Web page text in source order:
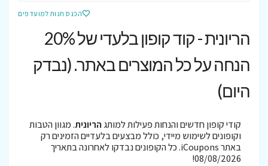
הכנס חנות למועדפים
הריונית - קוד קופון בלעדי של 20%
הנחה על כל המוצרים באתר. (נבדק
היום)
קודי קופון חדשים והנחות פעילות למותגהריונית. מגוון הטבות
וקופונים לשימוש מיידי, כולל מבצעים בלעדיים הזמינים רק
באתר iCoupons. כל הקופונים נבדקו לאחרונה בתאריך
08/08/2026!